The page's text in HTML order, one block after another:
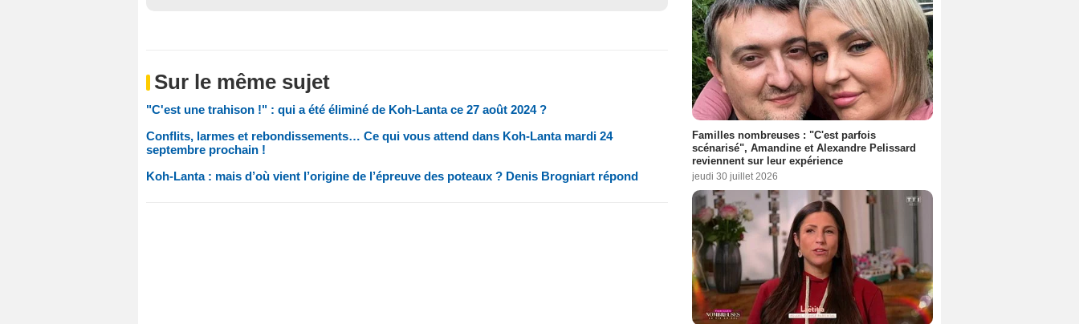
Sur le même sujet
"C'est une trahison !" : qui a été éliminé de Koh-Lanta ce 27 août 2024 ?
Conflits, larmes et rebondissements… Ce qui vous attend dans Koh-Lanta mardi 24
septembre prochain !
Koh-Lanta : mais d’où vient l’origine de l’épreuve des poteaux ? Denis Brogniart répond
Familles nombreuses : "C'est parfois
scénarisé", Amandine et Alexandre Pelissard
reviennent sur leur expérience
jeudi 30 juillet 2026